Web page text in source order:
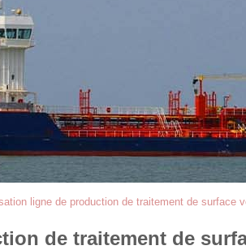
ligne de production de traitement de surface
de traitement de